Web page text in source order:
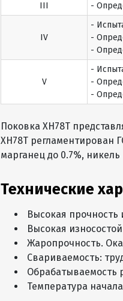
III
-
IV
-
-
-
V
-
-
-
Поковка ХН78Т
ХН78Т регламентирован
марганец до 0.7%, никель
Технические
Высокая прочность
Высокая
Жаропрочность.
Свариваемость:
Обрабатываемость
Температура